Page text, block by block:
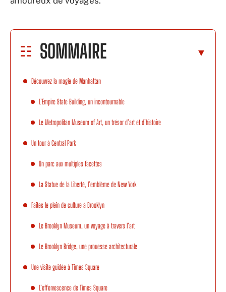
SOMMAIRE
Découvrez la magie de Manhattan
L’Empire State Building, un incontournable
Le Metropolitan Museum of Art, un trésor d’art et d’histoire
Un tour à Central Park
Un parc aux multiples facettes
La Statue de la Liberté, l’emblème de New York
Faites le plein de culture à Brooklyn
Le Brooklyn Museum, un voyage à travers l’art
Le Brooklyn Bridge, une prouesse architecturale
Une visite guidée à Times Square
L’effervescence de Times Square